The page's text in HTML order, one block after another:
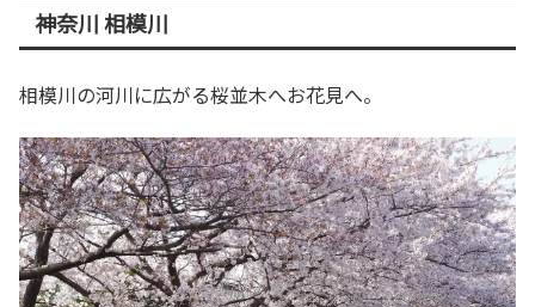
神奈川 相模川
相模川の河川に広がる桜並木へお花見へ。